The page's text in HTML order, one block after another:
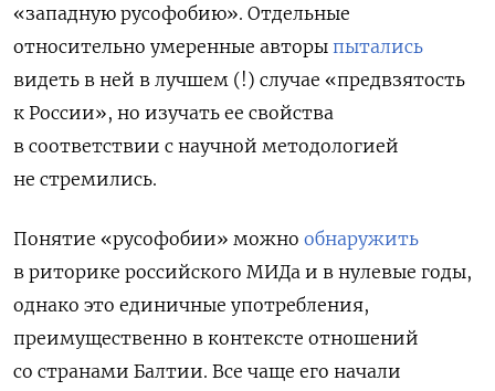
«западную русофобию». Отдельные
относительно умеренные авторы пытались
видеть в ней в лучшем (!) случае «предвзятость
к России», но изучать ее свойства
в соответствии с научной методологией
не стремились.
Понятие «русофобии» можно обнаружить
в риторике российского МИДа и в нулевые годы,
однако это единичные употребления,
преимущественно в контексте отношений
со странами Балтии. Все чаще его начали